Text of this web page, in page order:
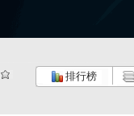
排行榜